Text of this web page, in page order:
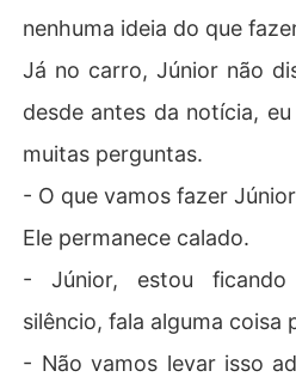
nenhuma ideia do que
Já no carro, Júnior não
desde antes da notícia,
muitas perguntas.
- O que vamos fazer
Ele permanece calado.
- Júnior, estou
silêncio, fala alguma coisa
- Não vamos levar isso